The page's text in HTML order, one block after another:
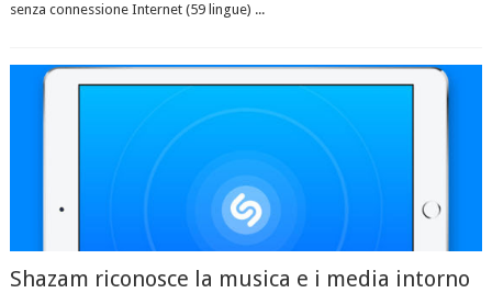
senza connessione Internet (59 lingue) ...
Shazam riconosce la musica e i media intorno